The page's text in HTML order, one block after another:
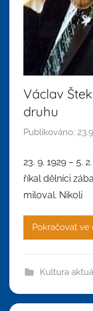
Václav
druhu
Publikováno:
23. 9. 1929 – 5.
říkal dělníci
miloval. Nikoli
Pokračovat ve
Kultura